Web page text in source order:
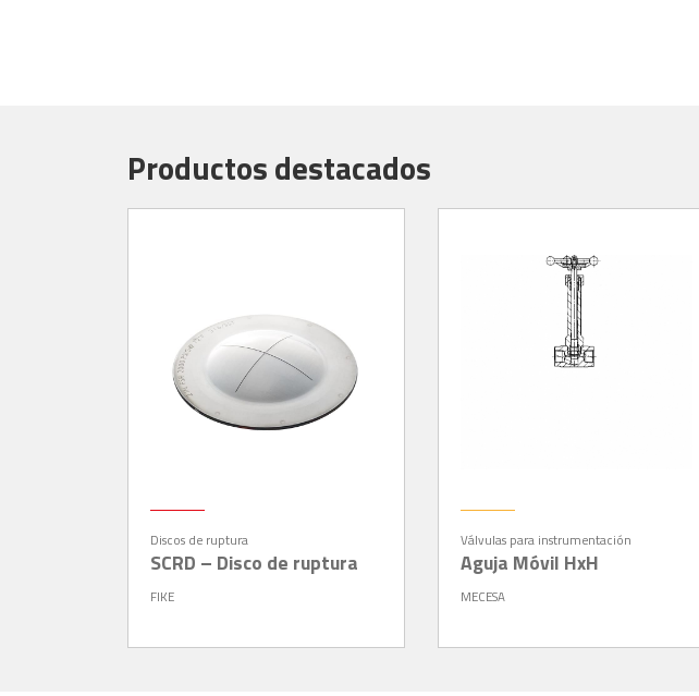
Productos destacados
Discos de ruptura
SCRD – Disco de ruptura
FIKE
Válvulas para instrumentación
Aguja Móvil HxH
MECESA